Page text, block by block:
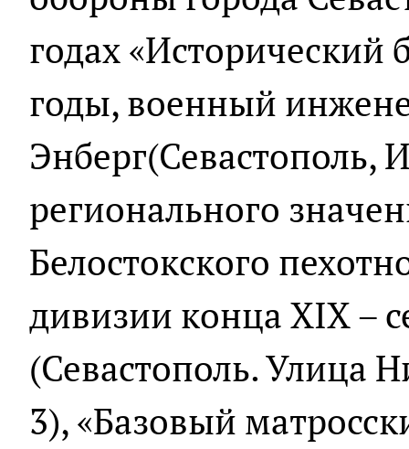
годах «Исторический
годы, военный
Энберг(Севастополь,
регионального
Белостокского
дивизии конца XIX –
(Севастополь. Улица
3), «Базовый